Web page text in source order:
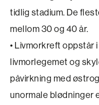
tidlig stadium. De
mellom 30 og 40 år.
• Livmorkreft oppstår
livmorlegemet og
påvirkning med
unormale blødninger